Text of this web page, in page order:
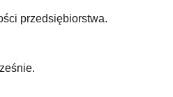
przedsiębiorstwa.